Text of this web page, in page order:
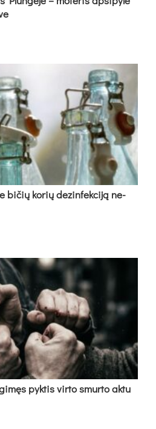
bi­čių ko­rių de­zin­fek­ci­ją ne­
pyk­tis vir­to smur­to ak­tu